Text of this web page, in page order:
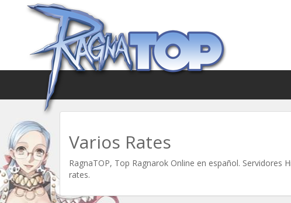
Varios Rates
RagnaTOP, Top Ragnarok Online en español. Servidores
rates.